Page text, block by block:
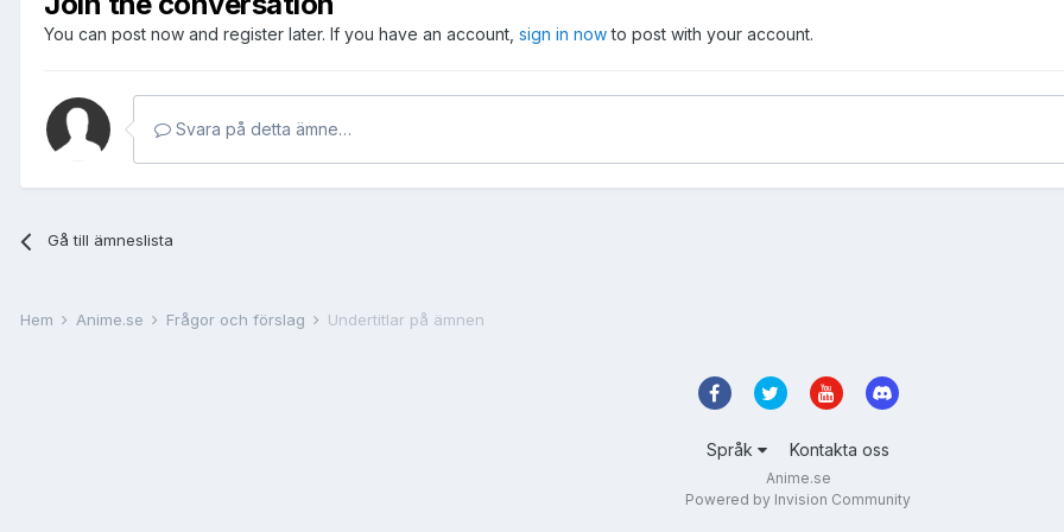
You can post now and register later. If you have an account, sign in nowto post with your account.
Svara på detta ämne…
Gå till ämneslista
Hem Anime.se Frågor och förslag Undertitlar på ämnen
Språk Kontakta oss
Anime.se
Powered by Invision Community